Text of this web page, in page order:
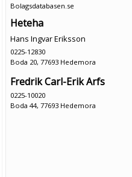
Bolagsdatabasen.se
Heteha
Hans Ingvar Eriksson
0225-12830
Boda 20, 77693 Hedemora
Fredrik Carl-Erik Arfs
0225-10020
Boda 44, 77693 Hedemora